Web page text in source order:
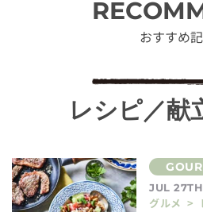
おすすめ
レシピ／献
JUL
グルメ >